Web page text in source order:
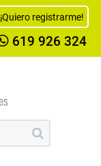
¡Quiero registrarme!
619 926 324